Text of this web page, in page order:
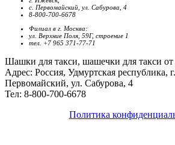
с. Первомайский, ул. Сабурова, 4
8-800-700-6678
Филиал в г. Москва:
ул. Верхние Поля, 59Г, строение 1
тел. +7 965 371-77-71
Шашки для такси, шашечки для такси от
Адрес: Россия, Удмуртская республика,
Первомайский, ул. Сабурова, 4
Тел: 8-800-700-6678
Политика